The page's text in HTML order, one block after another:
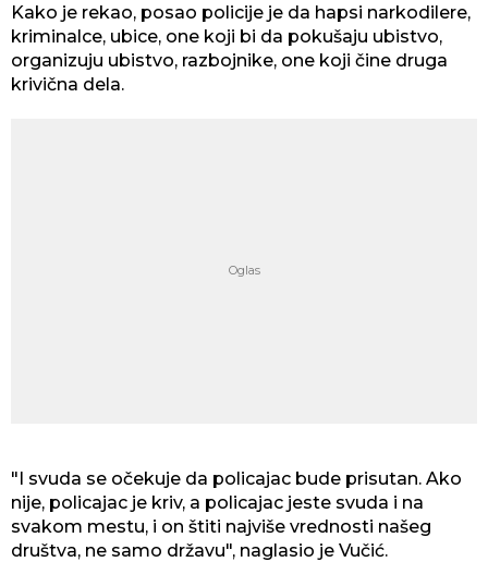
Kako je rekao, posao policije je da hapsi narkodilere,
kriminalce, ubice, one koji bi da pokušaju ubistvo,
organizuju ubistvo, razbojnike, one koji čine druga
krivična dela.
"I svuda se očekuje da policajac bude prisutan. Ako
nije, policajac je kriv, a policajac jeste svuda i na
svakom mestu, i on štiti najviše vrednosti našeg
društva, ne samo državu", naglasio je Vučić.